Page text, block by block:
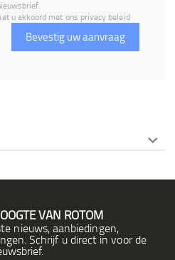
u akkoord met ons privacy beleid
VAN ROTOM
nieuws, aanbiedingen,
Schrijf u direct in voor de